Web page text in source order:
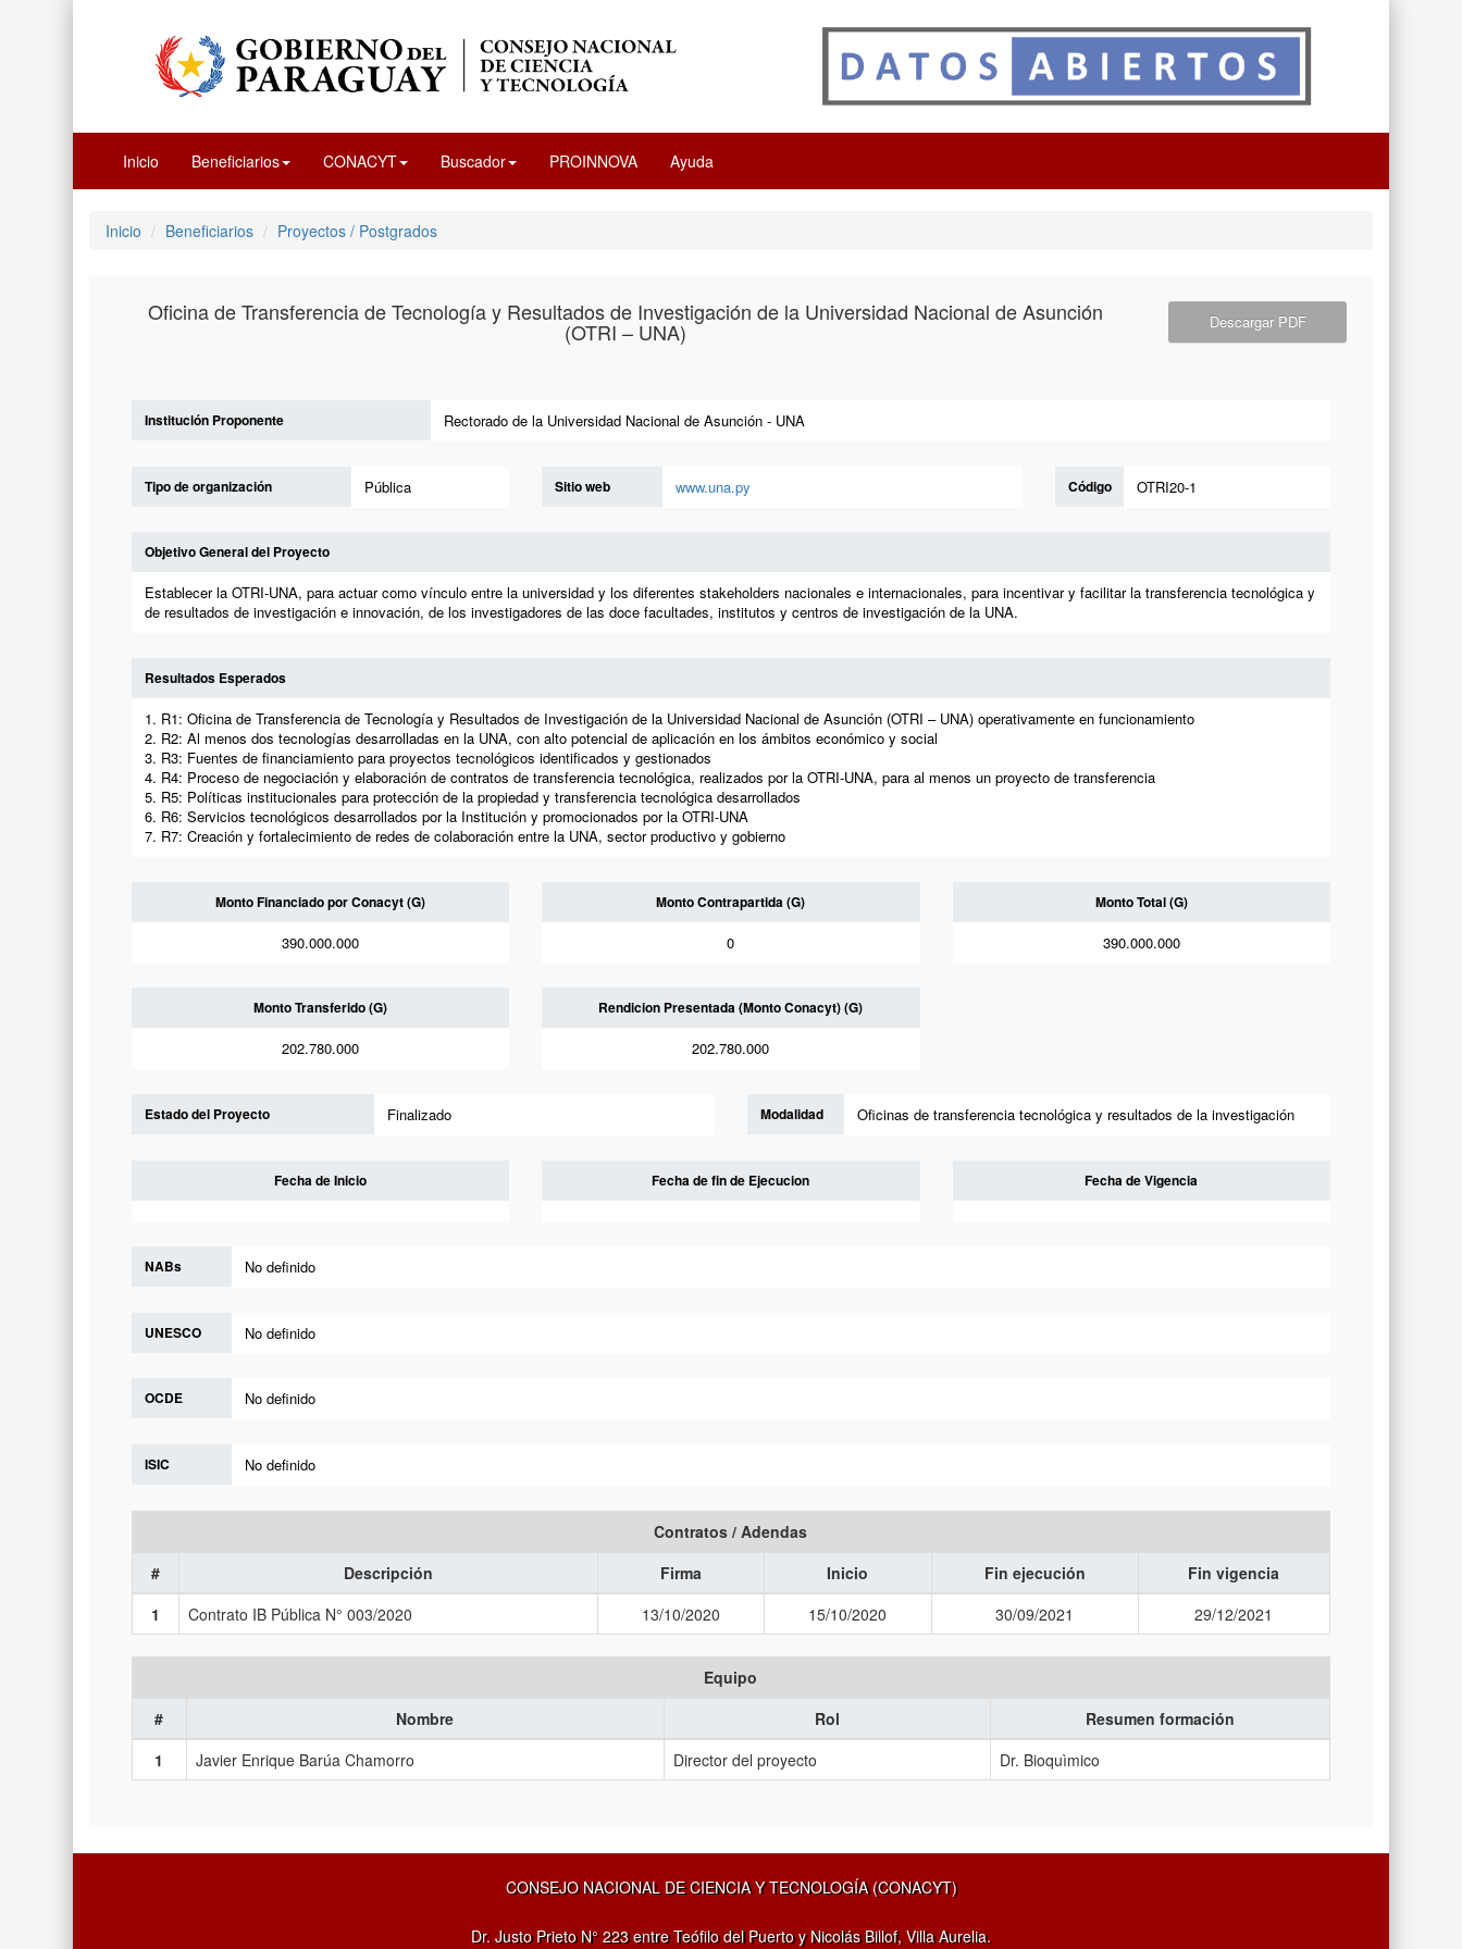
Inicio Beneficiarios CONACYT Buscador PROINNOVA Ayuda
Inicio Beneficiarios Proyectos / Postgrados
Oficina de Transferencia de Tecnología y Resultados de Investigación de la Universidad Nacional de Asunción
(OTRI – UNA) Descargar PDF
Institución Proponente Rectorado de la Universidad Nacional de Asunción - UNA
Tipo de organización Pública Sitio web www.una.py Código OTRI20-1
Objetivo General del Proyecto
Establecer la OTRI-UNA, para actuar como vínculo entre la universidad y los diferentes stakeholders nacionales e internacionales, para incentivar y facilitar la transferencia tecnológica y
de resultados de investigación e innovación, de los investigadores de las doce facultades, institutos y centros de investigación de la UNA.
Resultados Esperados
1. R1: Oficina de Transferencia de Tecnología y Resultados de Investigación de la Universidad Nacional de Asunción (OTRI – UNA) operativamente en funcionamiento
2. R2: Al menos dos tecnologías desarrolladas en la UNA, con alto potencial de aplicación en los ámbitos económico y social
3. R3: Fuentes de financiamiento para proyectos tecnológicos identificados y gestionados
4. R4: Proceso de negociación y elaboración de contratos de transferencia tecnológica, realizados por la OTRI-UNA, para al menos un proyecto de transferencia
5. R5: Políticas institucionales para protección de la propiedad y transferencia tecnológica desarrollados
6. R6: Servicios tecnológicos desarrollados por la Institución y promocionados por la OTRI-UNA
7. R7: Creación y fortalecimiento de redes de colaboración entre la UNA, sector productivo y gobierno
Monto Financiado por Conacyt (G)
390.000.000
Monto Contrapartida (G)
0
Monto Total (G)
390.000.000
Monto Transferido (G)
202.780.000
Rendicion Presentada (Monto Conacyt) (G)
202.780.000
Estado del Proyecto Finalizado Modalidad Oficinas de transferencia tecnológica y resultados de la investigación
Fecha de Inicio Fecha de fin de Ejecucion Fecha de Vigencia
NABs No definido
UNESCO No definido
OCDE No definido
ISIC No definido
Contratos / Adendas
#
Descripción Firma Inicio Fin ejecución
Fin vigencia
1
Contrato IB Pública N° 003/2020 13/10/2020 15/10/2020 30/09/2021 29/12/2021
Equipo
#
Nombre Rol
Resumen formación
1
Javier Enrique Barúa Chamorro Director del proyecto Dr. Bioquìmico
CONSEJO NACIONAL DE CIENCIA Y TECNOLOGÍA (CONACYT)
Dr. Justo Prieto N° 223 entre Teófilo del Puerto y Nicolás Billof, Villa Aurelia.